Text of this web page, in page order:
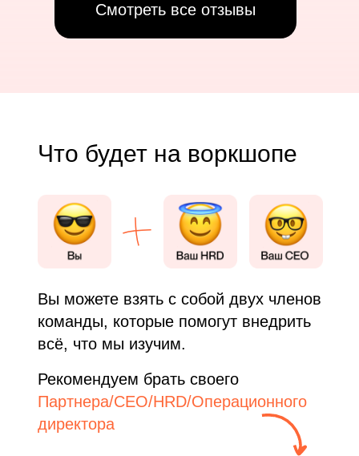
Смотреть все отзывы
Что будет на воркшопе
Вы можете взять с собой двух членов
команды, которые помогут внедрить
всё, что мы изучим.
Рекомендуем брать своего
Партнера/СЕО/HRD/Операционного
директора